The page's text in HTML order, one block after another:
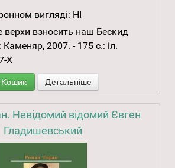
вигляді: НІ
взносить наш Бескид
Каменяр, 2007. - 175 с.: іл.
Х
Кошик Детальніше
Невідомий відомий Євген
Гладишевський